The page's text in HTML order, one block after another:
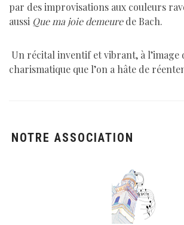
par des improvisations aux couleurs
aussi Que ma joie demeurede Bach.
Un récital inventif et vibrant, à l’image
charismatique que l’on a hâte de
NOTRE ASSOCIATION